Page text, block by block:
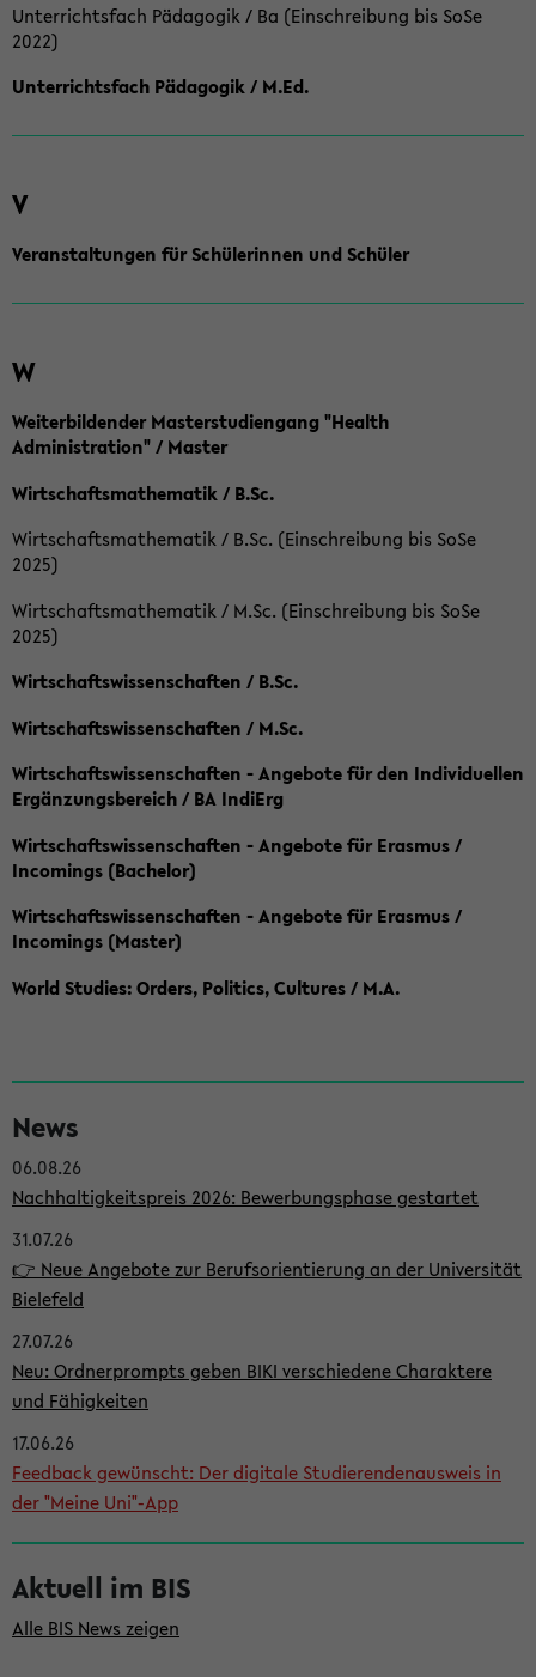
Unterrichtsfach Pädagogik / Ba (Einschreibung bis SoSe
2022)
Unterrichtsfach Pädagogik / M.Ed.
V
Veranstaltungen für Schülerinnen und Schüler
W
Weiterbildender Masterstudiengang "Health
Administration" / Master
Wirtschaftsmathematik / B.Sc.
Wirtschaftsmathematik / B.Sc. (Einschreibung bis SoSe
2025)
Wirtschaftsmathematik / M.Sc. (Einschreibung bis SoSe
2025)
Wirtschaftswissenschaften / B.Sc.
Wirtschaftswissenschaften / M.Sc.
Wirtschaftswissenschaften - Angebote für den Individuellen
Ergänzungsbereich / BA IndiErg
Wirtschaftswissenschaften - Angebote für Erasmus /
Incomings (Bachelor)
Wirtschaftswissenschaften - Angebote für Erasmus /
Incomings (Master)
World Studies: Orders, Politics, Cultures / M.A.
e
i
t
e
n
l
e
i
s
t
e
News
06.08.26
Nachhaltigkeitspreis 2026: Bewerbungsphase gestartet
31.07.26
👉 Neue Angebote zur Berufsorientierung an der Universität
Bielefeld
27.07.26
Neu: Ordnerprompts geben BIKI verschiedene Charaktere
und Fähigkeiten
17.06.26
Feedback gewünscht: Der digitale Studierendenausweis in
der "Meine Uni"-App
Aktuell im BIS
Alle BIS News zeigen